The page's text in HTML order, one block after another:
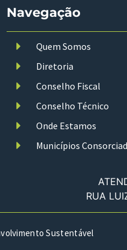
Navegação
Quem Somos
Diretoria
Conselho Fiscal
Conselho Técnico
Onde Estamos
Municípios
RUA
Sustentável